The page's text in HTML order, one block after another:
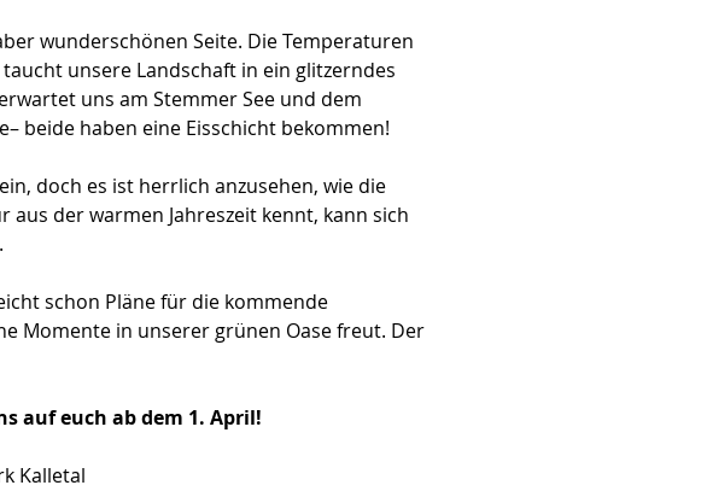
wunderschönen Seite. Die Temperaturen
unsere Landschaft in ein glitzerndes
uns am Stemmer See und dem
beide haben eine Eisschicht bekommen!
doch es ist herrlich anzusehen, wie die
der warmen Jahreszeit kennt, kann sich
schon Pläne für die kommende
Momente in unserer grünen Oase freut. Der
auf euch ab dem 1. April!
Kalletal